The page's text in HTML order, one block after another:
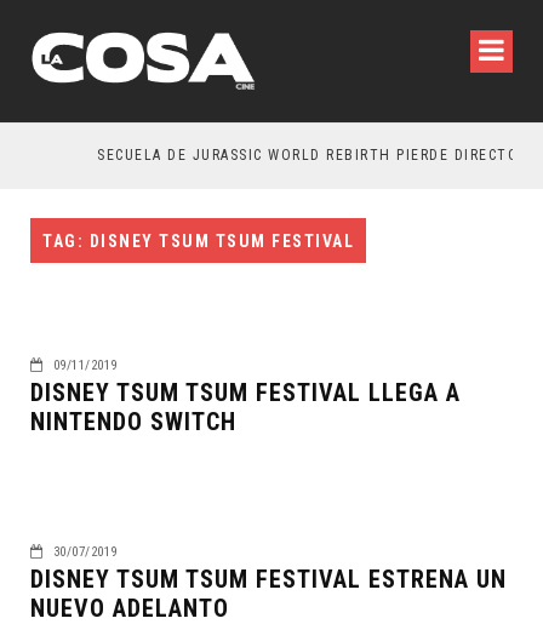
SECUELA DE JURASSIC WORLD REBIRTH PIERDE DIRECTOR
TAG: DISNEY TSUM TSUM FESTIVAL
09/11/2019
DISNEY TSUM TSUM FESTIVAL LLEGA A
NINTENDO SWITCH
30/07/2019
DISNEY TSUM TSUM FESTIVAL ESTRENA UN
NUEVO ADELANTO